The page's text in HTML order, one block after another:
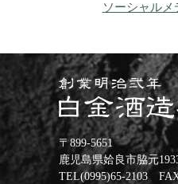
ソーシャルメ
〒899-5651
鹿児島県姶良市脇元
TEL(0995)65-2103